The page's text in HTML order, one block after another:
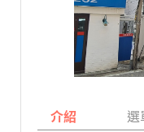
介紹 選